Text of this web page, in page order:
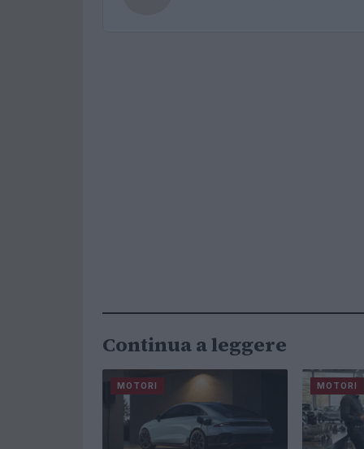
Continua a leggere
MOTORI MOTORI